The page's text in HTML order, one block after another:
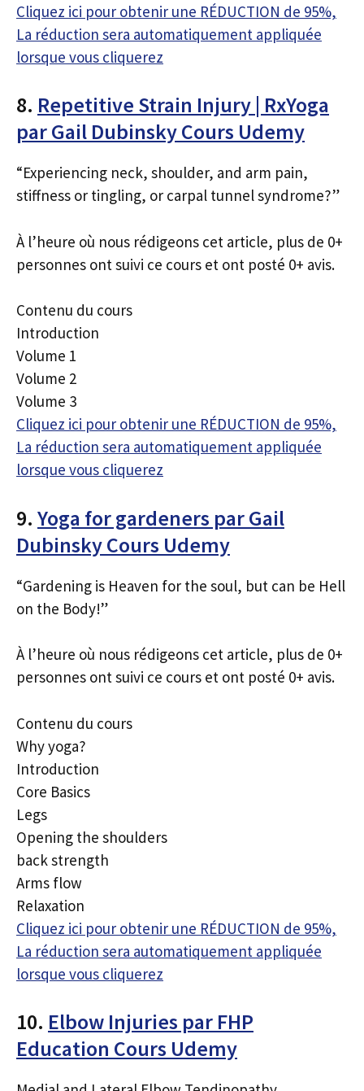
Cliquez ici pour obtenir une RÉDUCTION de 95%,
La réduction sera automatiquement appliquée
lorsque vous cliquerez
8. Repetitive Strain Injury | RxYoga
par Gail Dubinsky Cours Udemy
“Experiencing neck, shoulder, and arm pain,
stiffness or tingling, or carpal tunnel syndrome?”
À l’heure où nous rédigeons cet article, plus de 0+
personnes ont suivi ce cours et ont posté 0+ avis.
Contenu du cours
Introduction
Volume 1
Volume 2
Volume 3
Cliquez ici pour obtenir une RÉDUCTION de 95%,
La réduction sera automatiquement appliquée
lorsque vous cliquerez
9. Yoga for gardeners par Gail
Dubinsky Cours Udemy
“Gardening is Heaven for the soul, but can be Hell
on the Body!”
À l’heure où nous rédigeons cet article, plus de 0+
personnes ont suivi ce cours et ont posté 0+ avis.
Contenu du cours
Why yoga?
Introduction
Core Basics
Legs
Opening the shoulders
back strength
Arms flow
Relaxation
Cliquez ici pour obtenir une RÉDUCTION de 95%,
La réduction sera automatiquement appliquée
lorsque vous cliquerez
10. Elbow Injuries par FHP
Education Cours Udemy